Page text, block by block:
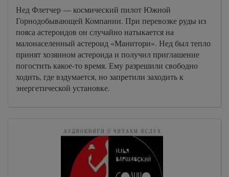
Нед Флетчер — космический пилот Южной
Горнодобывающей Компании. При перевозке руды из
пояса астероидов он случайно натыкается на
малонаселенный астероид «Манитори». Нед был тепло
принят хозяином астероида и получил приглашение
погостить какое-то время. Ему разрешили свободно
ходить, где вздумается, но запретили заходить к
энергетической установке.